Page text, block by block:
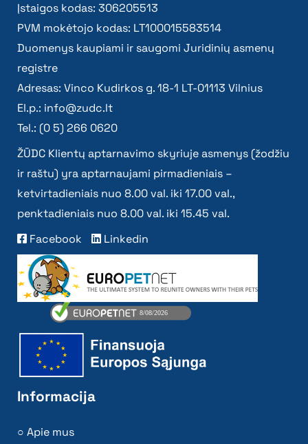
Įstaigos kodas: 306205513
PVM mokėtojo kodas: LT100015583514
Duomenys kaupiami ir saugomi Juridinių asmenų
registre
Adresas: Vinco Kudirkos g. 18-1 LT-01113 Vilnius
El.p.: info@zudc.lt
Tel.: (0 5) 266 0620
ŽŪDC Klientų aptarnavimo skyriuje asmenys (žodžiu
ir raštu) yra aptarnaujami pirmadieniais –
ketvirtadieniais nuo 8.00 val. iki 17.00 val.,
penktadieniais nuo 8.00 val. iki 15.45 val.
Facebook
Linkedin
Informacija
Apie mus